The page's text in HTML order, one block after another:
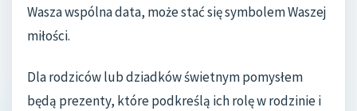
Wasza wspólna data, może stać się symbolem Waszej
miłości.
Dla rodziców lub dziadków świetnym pomysłem
będą prezenty, które podkreślą ich rolę w rodzinie i